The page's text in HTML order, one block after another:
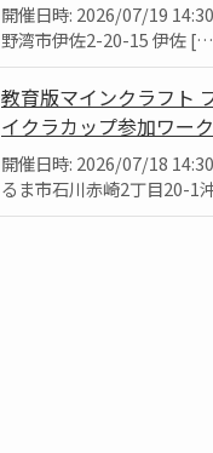
開催日時: 2026/07/19
野湾市伊佐2-20-15 伊佐
教育版マインクラフト
イクラカップ参加ワー
開催日時: 2026/07/18
るま市石川赤崎2丁目20-1